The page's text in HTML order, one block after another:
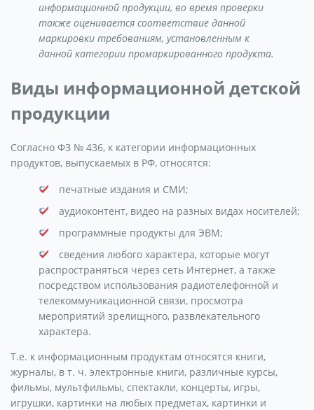
информационной продукции, во время проверки
также оценивается соответствие данной
маркировки требованиям, установленным к
данной категории промаркированного продукта.
Виды информационной детской
продукции
Согласно ФЗ № 436, к категории информационных
продуктов, выпускаемых в РФ, относятся:
печатные издания и СМИ;
аудиоконтент, видео на разных видах носителей;
программные продукты для ЭВМ;
сведения любого характера, которые могут
распространяться через сеть Интернет, а также
посредством использования радиотелефонной и
телекоммуникационной связи, просмотра
мероприятий зрелищного, развлекательного
характера.
Т.е. к информационным продуктам относятся книги,
журналы, в т. ч. электронные книги, различные курсы,
фильмы, мультфильмы, спектакли, концерты, игры,
игрушки, картинки на любых предметах, картинки и